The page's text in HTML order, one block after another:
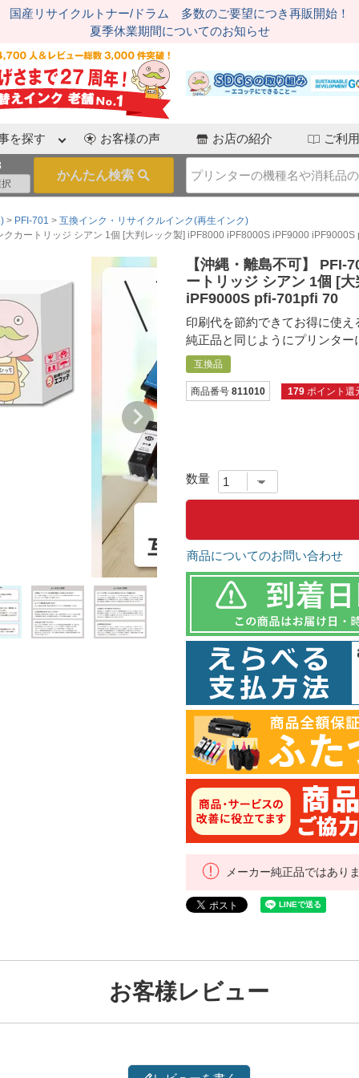
国産リサイクルトナー/ドラム 多数のご要望につき再販開始！
夏季休業期間についてのお知らせ
を探す お客様の声 お店の紹介 ご利
PFI-701
互換インク・リサイクルインク(再生インク)
カートリッジ シアン 1個 [大判レック製] iPF8000 iPF8000S iPF9000
【沖縄・離島不可】
ートリッジ シアン 1個 [
iPF9000S pfi-701pfi 70
印刷代を節約できてお得に使え
純正品と同じようにプリンター
互換品
商品番号 811010 179 ポイント還
商品についてのお問い合わせ
メーカー純正品ではあり
お客様レビュー